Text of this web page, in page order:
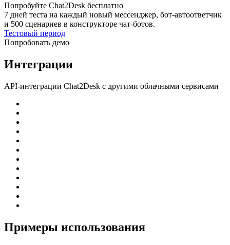
Попробуйте Chat2Desk бесплатно
7 дней теста на каждый новый мессенджер, бот-автоответчик
и 500 сценариев в конструкторе чат-ботов.
Тестовый период
Попробовать демо
Интеграции
API-интеграции Chat2Desk с другими облачными сервисами
Примеры использования